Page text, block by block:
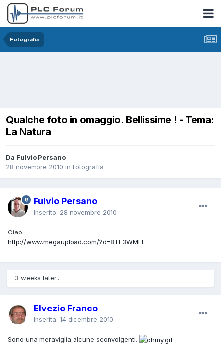
Fotografia
Qualche foto in omaggio. Bellissime ! - Tema:
La Natura
Da Fulvio Persano
28 novembre 2010 in Fotografia
Fulvio Persano
Inserito: 28 novembre 2010
Ciao.
http://www.megaupload.com/?d=8TE3WMEL
3 weeks later...
Elvezio Franco
Inserita: 14 dicembre 2010
Sono una meraviglia alcune sconvolgenti.